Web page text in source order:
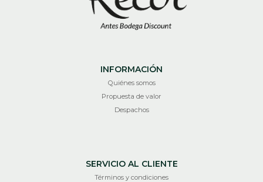
INFORMACIÓN
Quiénes somos
Propuesta de valor
Despachos
SERVICIO AL CLIENTE
Términos y condiciones